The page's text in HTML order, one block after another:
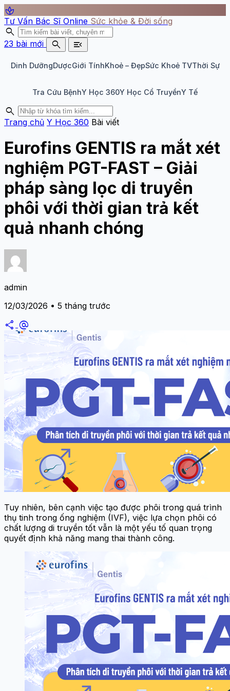
spa
Tư Vấn Bác Sĩ Online Sức khỏe & Đời sống
search
23 bài mới search menu_open
Dinh DưỡngDượcGiới TínhKhoẻ – ĐẹpSức Khoẻ TVThời Sự
Tra Cứu BệnhY Học 360Y Học Cổ TruyềnY Tế
search
Trang chủ Y Học 360 Bài viết
Eurofins GENTIS ra mắt xét
nghiệm PGT-FAST – Giải
pháp sàng lọc di truyền
phôi với thời gian trả kết
quả nhanh chóng
admin
12/03/2026 • 5 tháng trước
share alternate_email
Tuy nhiên, bên cạnh việc tạo được phôi trong quá trình
thụ tinh trong ống nghiệm (IVF), việc lựa chọn phôi có
chất lượng di truyền tốt vẫn là một yếu tố quan trọng
quyết định khả năng mang thai thành công.